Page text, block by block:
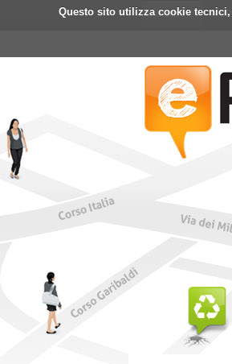
Questo sito utilizza cookie
Home